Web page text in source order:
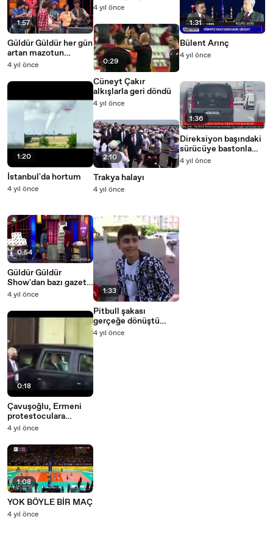
1:57
Güldür Güldür her gün
artan mazotun
fiyatına yetişemedi
4 yıl önce
1:20
İstanbul'da hortum
4 yıl önce
0:54
Güldür Güldür
Show'dan bazı gazete
manşetlerine
4 yıl önce
0:18
Çavuşoğlu, Ermeni
protestoculara
‘bozkurt’ işaretiyle
4 yıl önce
1:08
YOK BÖYLE BİR MAÇ
4 yıl önce
toz bulutu kapladı
4 yıl önce
0:29
Cüneyt Çakır
alkışlarla geri döndü
4 yıl önce
2:10
Trakya halayı
4 yıl önce
1:33
Pitbull şakası
gerçeğe dönüştü
çocuklar dehşeti
4 yıl önce
1:31
Bülent Arınç
4 yıl önce
1:36
Direksiyon başındaki
sürücüye bastonla
vurdu
4 yıl önce